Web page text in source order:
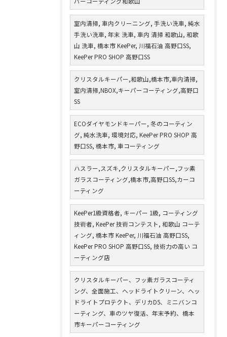
室内清掃, 車内クリーニング, 手洗い洗車, 純水
手洗い洗車, 年末 洗車, 車内 清掃 和歌山, 和歌
山 洗車, 橋本市 KeePer, 川福石油 高野口SS,
KeePer PRO SHOP 高野口SS
クリスタルキーパー,和歌山,橋本市,車内清掃,
室内清掃,NBOX,キーパーコーティング,高野口
SS
ECOダイヤモンドキーパー, 冬のコーティン
グ, 純水洗車, 環境対応, KeePer PRO SHOP 高
野口SS, 橋本市, 車コーティング
ハスラー,スズキ,クリスタルキーパー,フッ素
ガラスコーティング,橋本市,高野口SS,カーコ
ーティング
KeePer1級資格者, キーパー 1級, コーティング
技術者, KeePer 技術コンテスト, 和歌山 コーテ
ィング, 橋本市 KeePer, 川福石油 高野口SS,
KeePer PRO SHOP 高野口SS, 技術力の高い コ
ーティング店
クリスタルキーパー、フッ素ガラスコーティ
ング、全面施工、ヘッドライトクリーン、ヘッ
ドライトプロテクト、デリカD5、ミニバンコ
ーティング、車のツヤ復活、年末予約、橋本
市キーパーコーティング